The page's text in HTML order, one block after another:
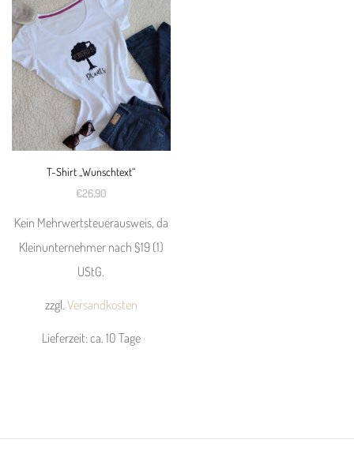
weist
mehrere
Varianten
auf.
Die
Optionen
können
auf
Produktseite
gewählt
werden
T-Shirt „Wunschtext“
€26,90
Kein Mehrwertsteuerausweis, da
Kleinunternehmer nach §19 (1)
UStG.
zzgl. Versandkosten
Lieferzeit:ca. 10 Tage
mehrere